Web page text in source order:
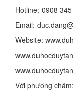
Hotline: 0908
Email:
Website:
Với phương châm: